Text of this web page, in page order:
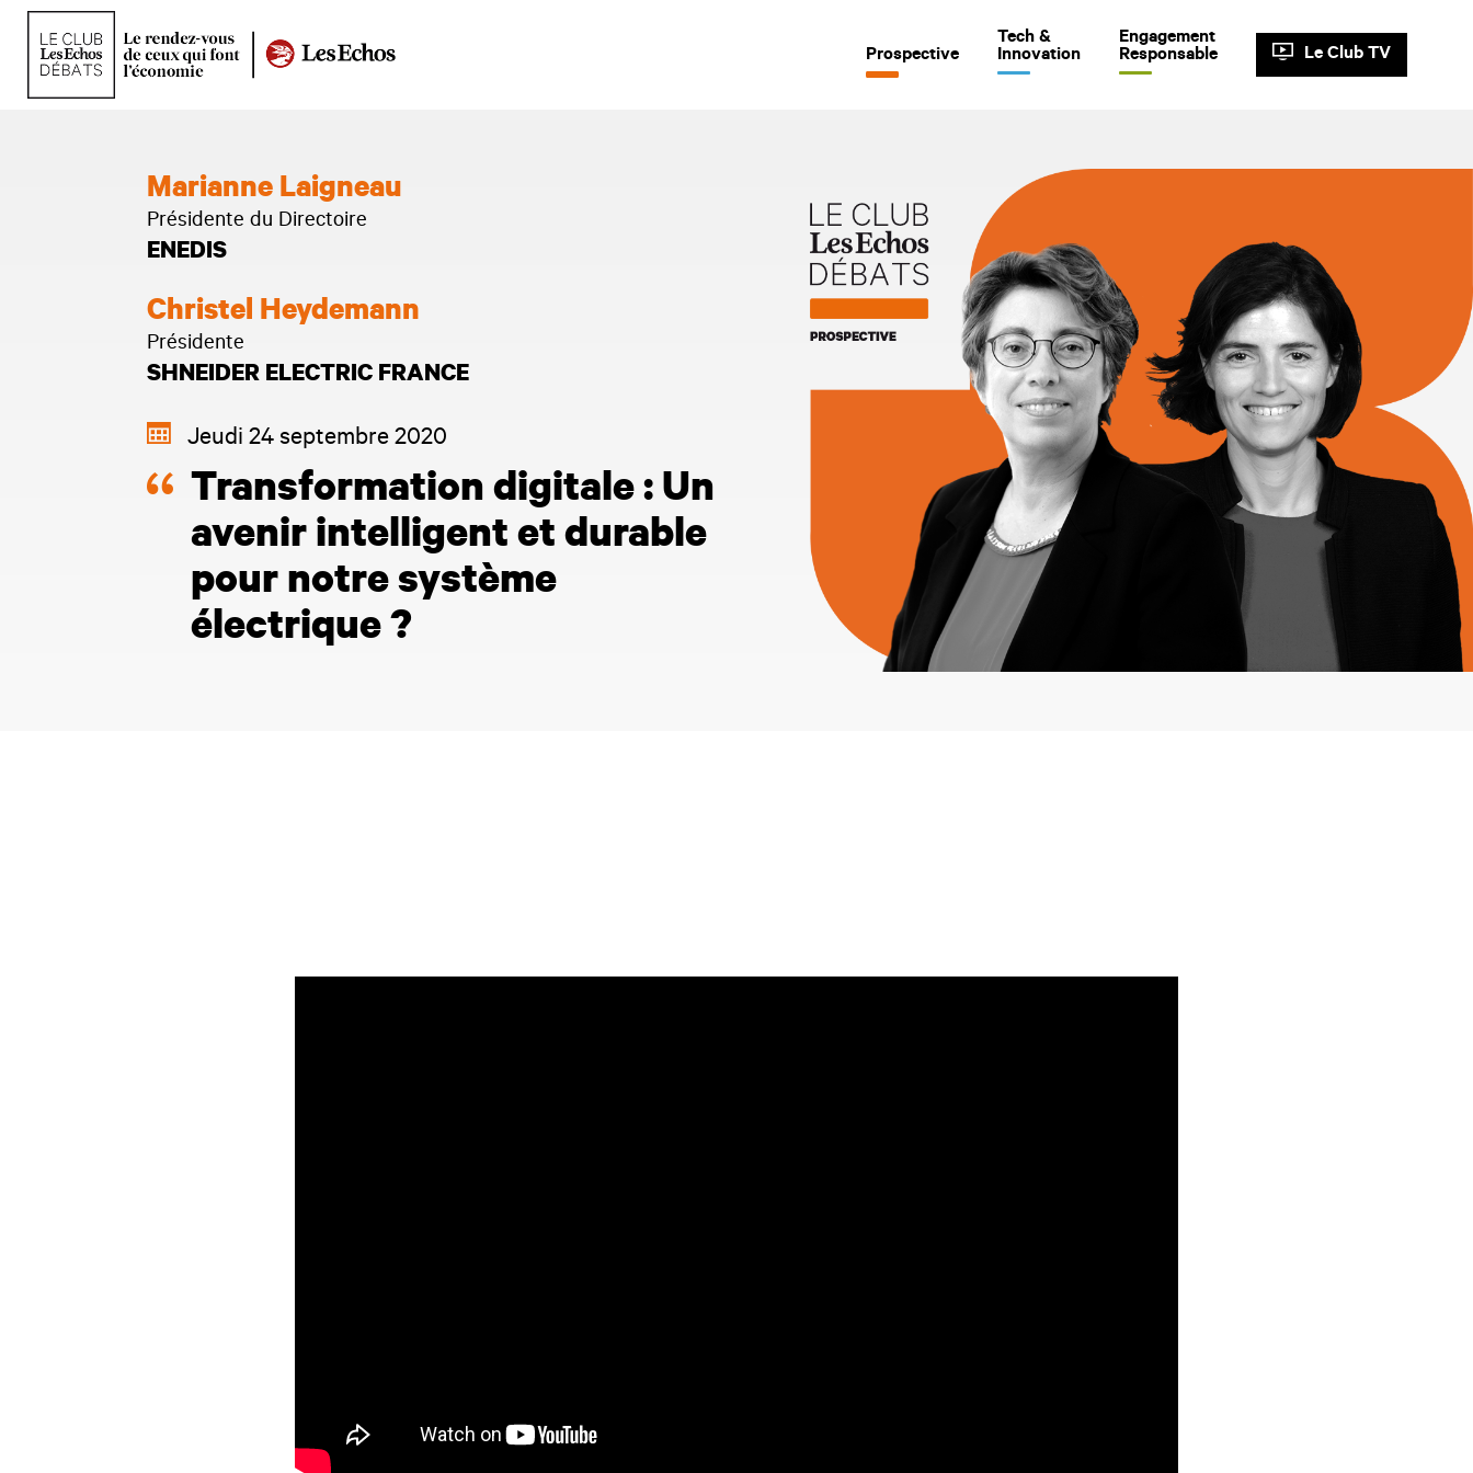
Prospective
Tech &
Innovation
Engagement
Responsable
Le Club TV
Marianne Laigneau
Présidente du Directoire
ENEDIS
Christel Heydemann
Présidente
SHNEIDER ELECTRIC FRANCE
Jeudi 24 septembre 2020
Transformation digitale : Un
avenir intelligent et durable
pour notre système
électrique ?